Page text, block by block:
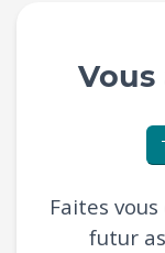
Faites
futur